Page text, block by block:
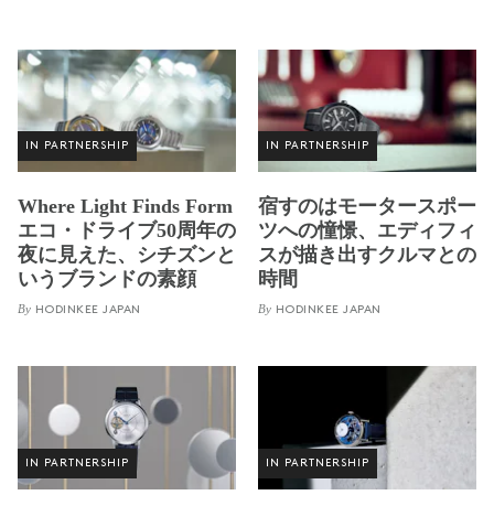
IN PARTNERSHIP
Where Light Finds Form
エコ・ドライブ50周年の
夜に見えた、シチズンと
いうブランドの素顔
By HODINKEE JAPAN
IN PARTNERSHIP
宿すのはモータースポー
ツへの憧憬、エディフィ
スが描き出すクルマとの
時間
By HODINKEE JAPAN
IN PARTNERSHIP IN PARTNERSHIP